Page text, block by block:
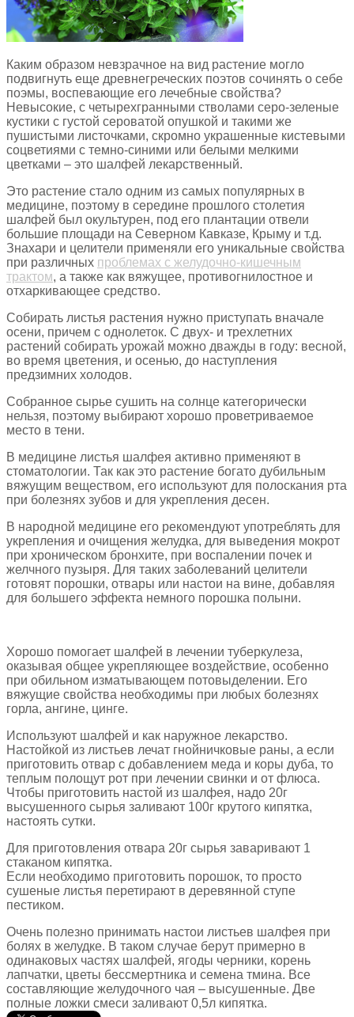
Каким образом невзрачное на вид растение могло
подвигнуть еще древнегреческих поэтов сочинять о себе
поэмы, воспевающие его лечебные свойства?
Невысокие, с четырехгранными стволами серо-зеленые
кустики с густой сероватой опушкой и такими же
пушистыми листочками, скромно украшенные кистевыми
соцветиями с темно-синими или белыми мелкими
цветками – это шалфей лекарственный.
Это растение стало одним из самых популярных в
медицине, поэтому в середине прошлого столетия
шалфей был окультурен, под его плантации отвели
большие площади на Северном Кавказе, Крыму и т.д.
Знахари и целители применяли его уникальные свойства
при различных проблемах с желудочно-кишечным
трактом, а также как вяжущее, противогнилостное и
отхаркивающее средство.
Собирать листья растения нужно приступать вначале
осени, причем с однолеток. С двух- и трехлетних
растений собирать урожай можно дважды в году: весной,
во время цветения, и осенью, до наступления
предзимних холодов.
Собранное сырье сушить на солнце категорически
нельзя, поэтому выбирают хорошо проветриваемое
место в тени.
В медицине листья шалфея активно применяют в
стоматологии. Так как это растение богато дубильным
вяжущим веществом, его используют для полоскания рта
при болезнях зубов и для укрепления десен.
В народной медицине его рекомендуют употреблять для
укрепления и очищения желудка, для выведения мокрот
при хроническом бронхите, при воспалении почек и
желчного пузыря. Для таких заболеваний целители
готовят порошки, отвары или настои на вине, добавляя
для большего эффекта немного порошка полыни.
Хорошо помогает шалфей в лечении туберкулеза,
оказывая общее укрепляющее воздействие, особенно
при обильном изматывающем потовыделении. Его
вяжущие свойства необходимы при любых болезнях
горла, ангине, цинге.
Используют шалфей и как наружное лекарство.
Настойкой из листьев лечат гнойничковые раны, а если
приготовить отвар с добавлением меда и коры дуба, то
теплым полощут рот при лечении свинки и от флюса.
Чтобы приготовить настой из шалфея, надо 20г
высушенного сырья заливают 100г крутого кипятка,
настоять сутки.
Для приготовления отвара 20г сырья заваривают 1
стаканом кипятка.
Если необходимо приготовить порошок, то просто
сушеные листья перетирают в деревянной ступе
пестиком.
Очень полезно принимать настои листьев шалфея при
болях в желудке. В таком случае берут примерно в
одинаковых частях шалфей, ягоды черники, корень
лапчатки, цветы бессмертника и семена тмина. Все
составляющие желудочного чая – высушенные. Две
полные ложки смеси заливают 0,5л кипятка.